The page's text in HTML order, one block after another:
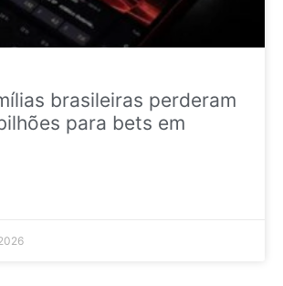
brasileiras perderam
para bets em